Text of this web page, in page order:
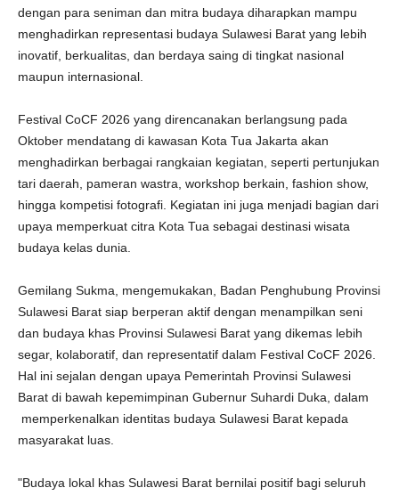
dengan para seniman dan mitra budaya diharapkan mampu
menghadirkan representasi budaya Sulawesi Barat yang lebih
inovatif, berkualitas, dan berdaya saing di tingkat nasional
maupun internasional.
Festival CoCF 2026 yang direncanakan berlangsung pada
Oktober mendatang di kawasan Kota Tua Jakarta akan
menghadirkan berbagai rangkaian kegiatan, seperti pertunjukan
tari daerah, pameran wastra, workshop berkain, fashion show,
hingga kompetisi fotografi. Kegiatan ini juga menjadi bagian dari
upaya memperkuat citra Kota Tua sebagai destinasi wisata
budaya kelas dunia.
Gemilang Sukma, mengemukakan, Badan Penghubung Provinsi
Sulawesi Barat siap berperan aktif dengan menampilkan seni
dan budaya khas Provinsi Sulawesi Barat yang dikemas lebih
segar, kolaboratif, dan representatif dalam Festival CoCF 2026.
Hal ini sejalan dengan upaya Pemerintah Provinsi Sulawesi
Barat di bawah kepemimpinan Gubernur Suhardi Duka, dalam
memperkenalkan identitas budaya Sulawesi Barat kepada
masyarakat luas.
"Budaya lokal khas Sulawesi Barat bernilai positif bagi seluruh